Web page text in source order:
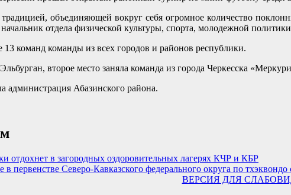
объединяющей вокруг себя огромное количество
начальник отдела физической культуры, спорта, молодежной
команд команды из всех городов и районов республики.
второе место заняла команда из города Черкесска
администрация Абазинского района.
отдохнет в загородных оздоровительных лагерях КЧР и КБР
первенстве Северо-Кавказского федерального округа по
ВЕРСИЯ ДЛЯ